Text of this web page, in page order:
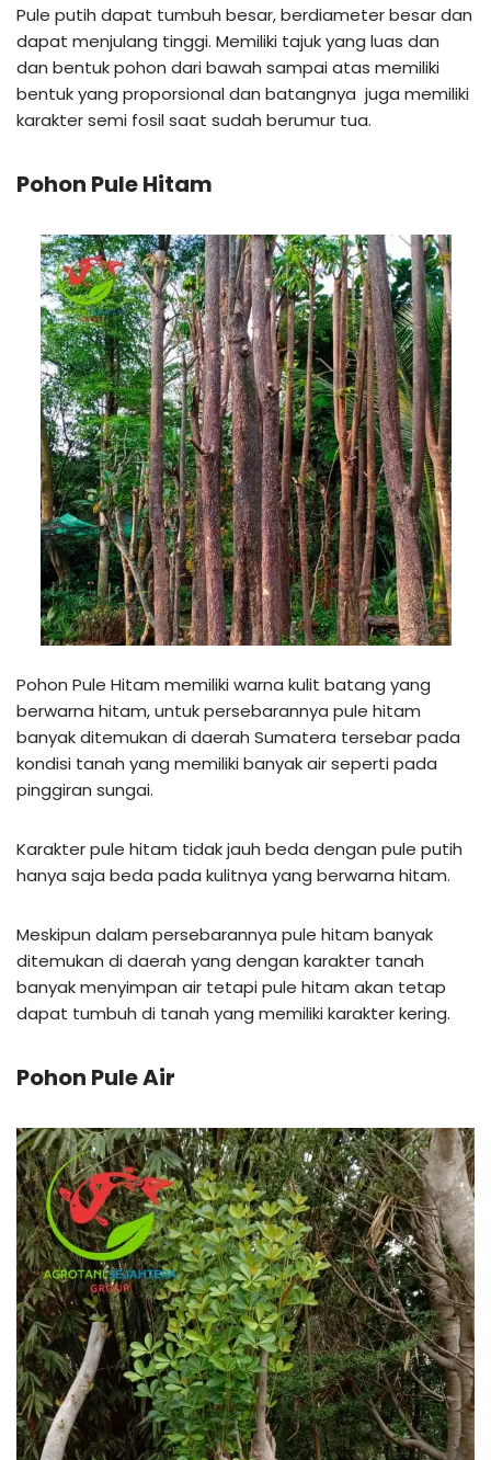
Pule putih dapat tumbuh besar, berdiameter besar dan
dapat menjulang tinggi. Memiliki tajuk yang luas dan
dan bentuk pohon dari bawah sampai atas memiliki
bentuk yang proporsional dan batangnya juga memiliki
karakter semi fosil saat sudah berumur tua.
Pohon Pule Hitam
Pohon Pule Hitam memiliki warna kulit batang yang
berwarna hitam, untuk persebarannya pule hitam
banyak ditemukan di daerah Sumatera tersebar pada
kondisi tanah yang memiliki banyak air seperti pada
pinggiran sungai.
Karakter pule hitam tidak jauh beda dengan pule putih
hanya saja beda pada kulitnya yang berwarna hitam.
Meskipun dalam persebarannya pule hitam banyak
ditemukan di daerah yang dengan karakter tanah
banyak menyimpan air tetapi pule hitam akan tetap
dapat tumbuh di tanah yang memiliki karakter kering.
Pohon Pule Air